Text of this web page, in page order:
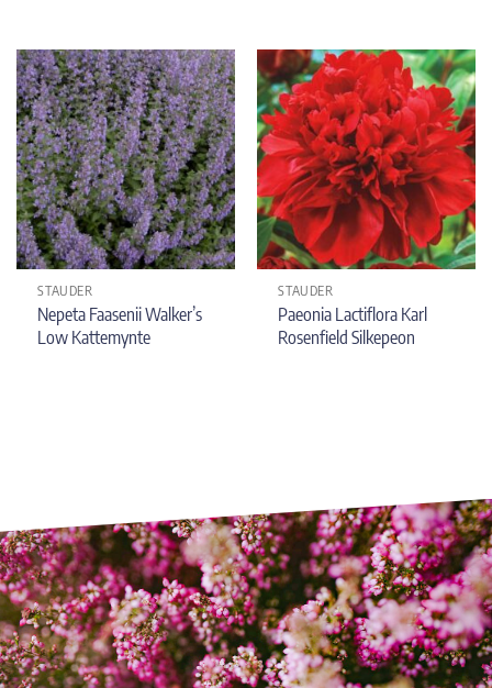
STAUDER
Nepeta Faasenii Walker’s
Low Kattemynte
STAUDER
Paeonia Lactiflora Karl
Rosenfield Silkepeon